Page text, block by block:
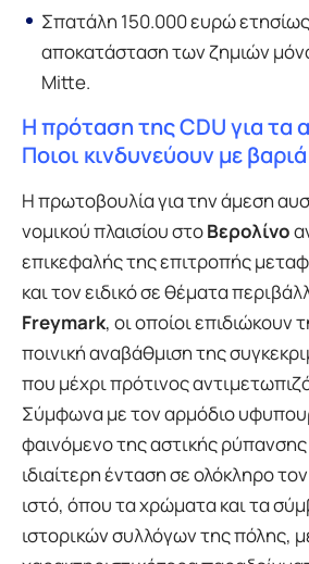
Σπατάλη 150.000 ευρώ ετησίως
αποκατάσταση των ζημιών
Mitte.
Η πρόταση της CDU για τα
Ποιοι κινδυνεύουν με
Η πρωτοβουλία για την άμεση
νομικού πλαισίου στοΒερολίνο
επικεφαλής της επιτροπής
και τον ειδικό σε θέματα
Freymark, οι οποίοι επιδιώκουν
ποινική αναβάθμιση της
που μέχρι πρότινος
Σύμφωνα με τον αρμόδιο
φαινόμενο της αστικής ρύπανσης
ιδιαίτερη ένταση σε ολόκληρο
ιστό, όπου τα χρώματα και τα
ιστορικών συλλόγων της πόλης,